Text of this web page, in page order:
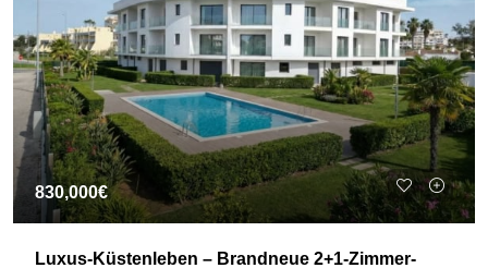
830,000€
Luxus-Küstenleben – Brandneue 2+1-Zimmer-